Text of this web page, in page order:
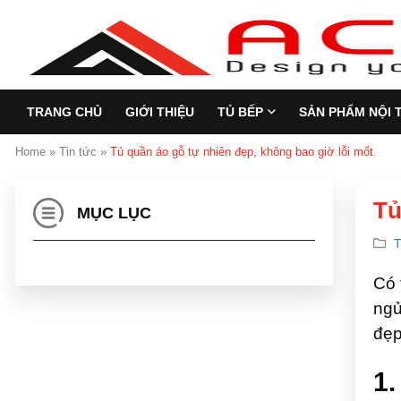
TRANG CHỦ GIỚI THIỆU TỦ BẾP SẢN PHẨM NỘI
Home » Tin tức » Tủ quần áo gỗ tự nhiên đẹp, không bao giờ lỗi mốt.
MỤC LỤC
Có